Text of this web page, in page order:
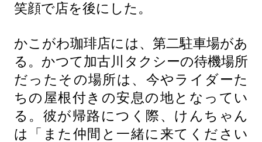
笑顔で店を後にした。
かこがわ珈琲店には、第二駐車場があ
る。かつて加古川タクシーの待機場所
だったその場所は、今やライダーた
ちの屋根付きの安息の地となってい
る。彼が帰路につく際、けんちゃん
は「また仲間と一緒に来てください